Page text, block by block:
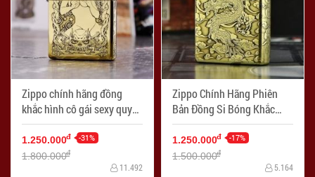
Zippo chính hãng đồng
khắc hình cô gái sexy quyến
rũ bản armor
1.250.000đ -31%
1.800.000đ
11.492
Zippo Chính Hãng Phiên
Bản Đồng Si Bóng Khắc
Rồng Bay Trên Mây
1.250.000đ -17%
1.500.000đ
5.164